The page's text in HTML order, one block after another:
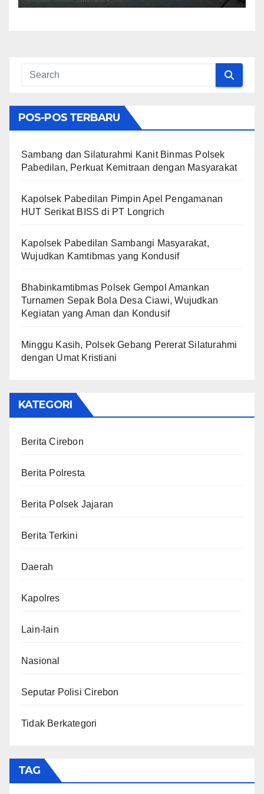
POS-POS TERBARU
Sambang dan Silaturahmi Kanit Binmas Polsek
Pabedilan, Perkuat Kemitraan dengan Masyarakat
Kapolsek Pabedilan Pimpin Apel Pengamanan
HUT Serikat BISS di PT Longrich
Kapolsek Pabedilan Sambangi Masyarakat,
Wujudkan Kamtibmas yang Kondusif
Bhabinkamtibmas Polsek Gempol Amankan
Turnamen Sepak Bola Desa Ciawi, Wujudkan
Kegiatan yang Aman dan Kondusif
Minggu Kasih, Polsek Gebang Pererat Silaturahmi
dengan Umat Kristiani
KATEGORI
Berita Cirebon
Berita Polresta
Berita Polsek Jajaran
Berita Terkini
Daerah
Kapolres
Lain-lain
Nasional
Seputar Polisi Cirebon
Tidak Berkategori
TAG